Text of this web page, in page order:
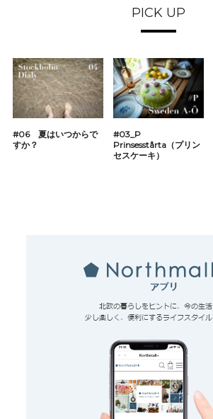
PICK UP
#06 夏はいつからで
すか？
#03_P
Prinsesstårta（プリン
セスケーキ）